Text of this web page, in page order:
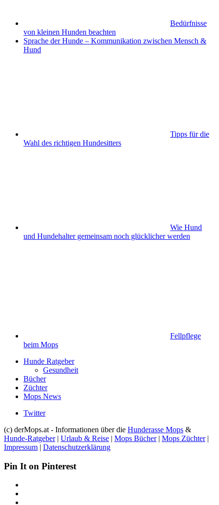
Bedürfnisse
von kleinen Hunden beachten
Sprache der Hunde – Kommunikation zwischen Mensch &
Hund
Tipps für die
Wahl des richtigen Hundesitters
Wie Hund
und Hundehalter gemeinsam noch glücklicher werden
Fellpflege
beim Mops
Hunde Ratgeber
Gesundheit
Bücher
Züchter
Mops News
Twitter
(c) derMops.at - Informationen über die Hunderasse Mops &
Hunde-Ratgeber| Urlaub & Reise | Mops Bücher| Mops Züchter|
Impressum | Datenschutzerklärung
Pin It on Pinterest